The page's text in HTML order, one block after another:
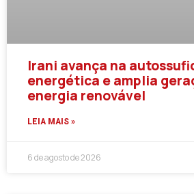
Irani avança na
energética e amplia
energia renovável
LEIA MAIS »
6 de agosto de 2026